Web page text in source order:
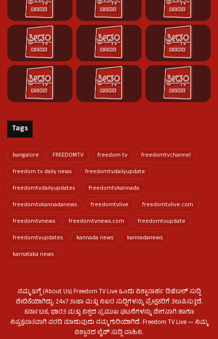
Tags
bangalore FREEDOMTV freedom tv
freedomtvchannel
freedom tv daily news
freedomtvdailyupdate
freedomtvdailyupdates
freedomtvkannada
freedomtvkannadanews
freedomtvlive
freedomtvlive.com
freedomtvnews
freedomtvnews.com
freedomtvupdate
freedomtvupdates
kannada news
kannadanews
karnataka news
ನಮ್ಮ ಬಗ್ಗೆ (About Us) Freedom TV Live ಒಂದು ವಿಶ್ವಾಸಾರ್ಹ ಡಿಜಿಟಲ್ ಸುದ್ದಿ
ವೇದಿಕೆಯಾಗಿದ್ದು, 24x7 ತಾಜಾ ಮತ್ತು ನಿಖರ ಸುದ್ದಿಗಳನ್ನು ಪ್ರೇಕ್ಷಕರಿಗೆ ತಲುಪಿಸುತ್ತದೆ.
ಕರ್ನಾಟಕ, ಭಾರತ ಮತ್ತು ವಿಶ್ವದ ಪ್ರಮುಖ ಘಟನೆಗಳನ್ನು ವೇಗವಾಗಿ ಹಾಗೂ
ನಿಷ್ಪಕ್ಷಪಾತವಾಗಿ ವರದಿ ಮಾಡುವುದು ನಮ್ಮ ಗುರಿಯಾಗಿದೆ. Freedom TV Live — ನಿಮ್ಮ
ವಿಶ್ವಾಸದ ಲೈವ್ ಸುದ್ದಿ ವಾಹಿನಿ.